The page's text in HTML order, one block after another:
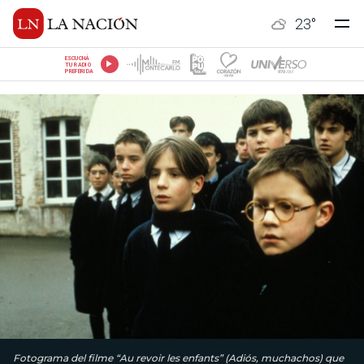
23°
ESCUCHÁ
TU RADIO
PREFERIDA
Fotograma del filme “Au revoir les enfants” (Adiós, muchachos) que